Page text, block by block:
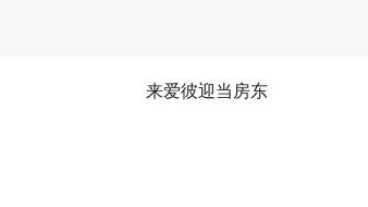
来爱彼迎当房东